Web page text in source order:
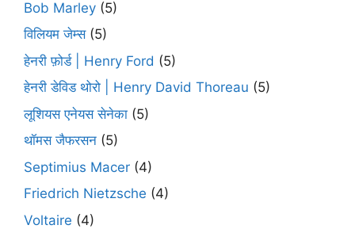
Bob Marley (5)
विलियम जेम्स(5)
हेनरी फ़ोर्ड | Henry Ford (5)
हेनरी डेविड थोरो | Henry David Thoreau (5)
लूशियस एनेयस सेनेका (5)
थॉमस जैफरसन (5)
Septimius Macer (4)
Friedrich Nietzsche (4)
Voltaire (4)